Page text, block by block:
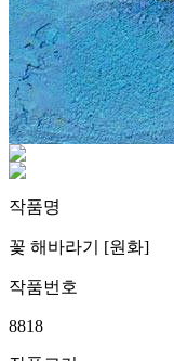
작품명
꽃 해바라기 [원화]
작품번호
8818